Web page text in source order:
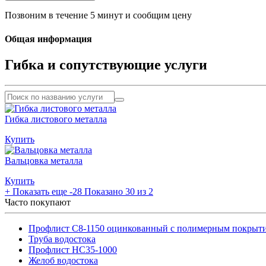
Позвоним в течение 5 минут и сообщим цену
Общая информация
Гибка и сопутствующие услуги
Гибка листового металла
Купить
Вальцовка металла
Купить
+ Показать еще -28 Показано 30 из 2
Часто покупают
Профлист С8-1150 оцинкованный с полимерным
Труба водостока
Профлист НС35-1000
Желоб водостока